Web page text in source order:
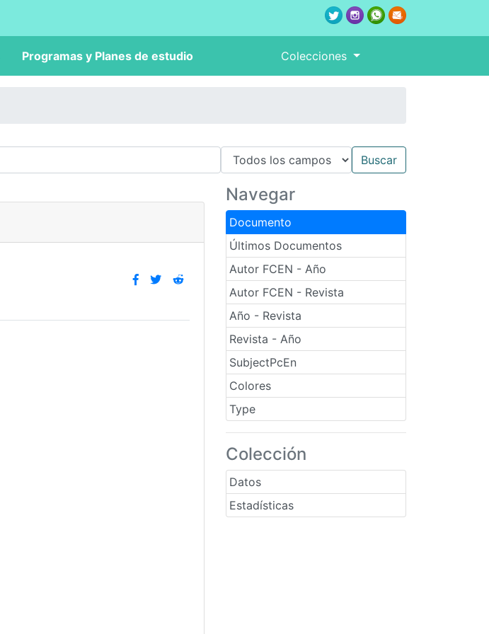
Programas y Planes de estudio Colecciones
Navegar
Documento
Últimos Documentos
Autor FCEN - Año
Autor FCEN - Revista
Año - Revista
Revista - Año
SubjectPcEn
Colores
Type
Colección
Datos
Estadísticas